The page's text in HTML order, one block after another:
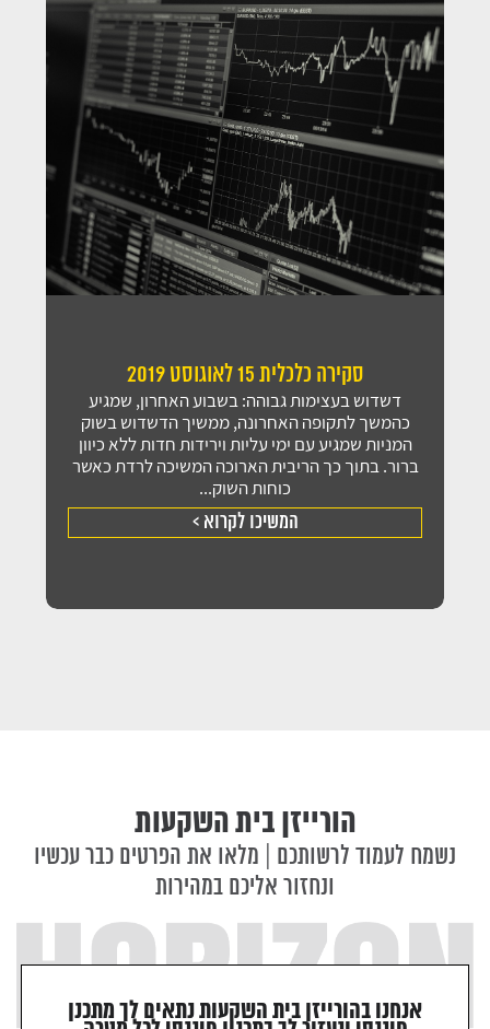
סקירה כלכלית 15 לאוגוסט 2019
דשדוש בעצימות גבוהה: בשבוע האחרון, שמגיע
כהמשך לתקופה האחרונה, ממשיך הדשדוש בשוק
המניות שמגיע עם ימי עליות וירידות חדות ללא כיוון
ברור. בתוך כך הריבית הארוכה המשיכה לרדת כאשר
כוחות השוק...
המשיכו לקרוא >
הורייזן בית השקעות
נשמח לעמוד לרשותכם | מלאו את הפרטים כבר עכשיו
ונחזור אליכם במהירות
אנחנו בהורייזן בית השקעות נתאים לך מתכנן